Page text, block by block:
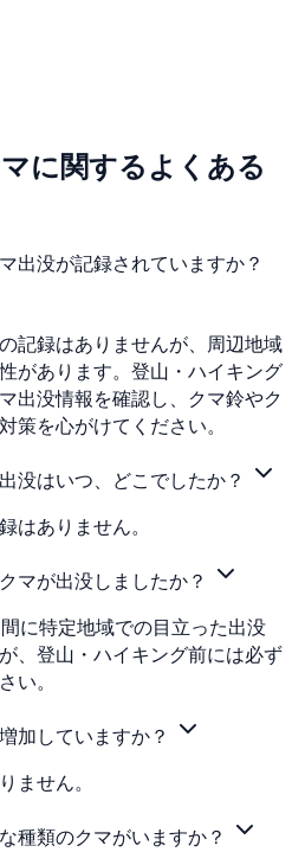
に関するよくある
出没が記録されていますか？
記録はありませんが、周辺地域
があります。登山・ハイキング
出没情報を確認し、クマ鈴やク
策を心がけてください。
没はいつ、どこでしたか？
はありません。
マが出没しましたか？
に特定地域での目立った出没
、登山・ハイキング前には必ず
い。
加していますか？
ません。
種類のクマがいますか？